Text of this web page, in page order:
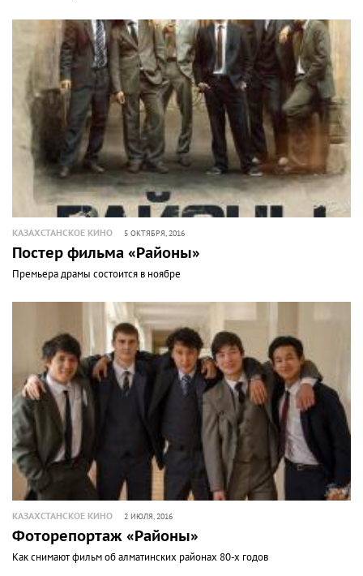
КАЗАХСТАНСКОЕ КИНО 5 ОКТЯБРЯ, 2016
Постер фильма «Районы»
Премьера драмы состоится в ноябре
КАЗАХСТАНСКОЕ КИНО 2 ИЮЛЯ, 2016
Фоторепортаж «Районы»
Как снимают фильм об алматинских районах 80-х годов